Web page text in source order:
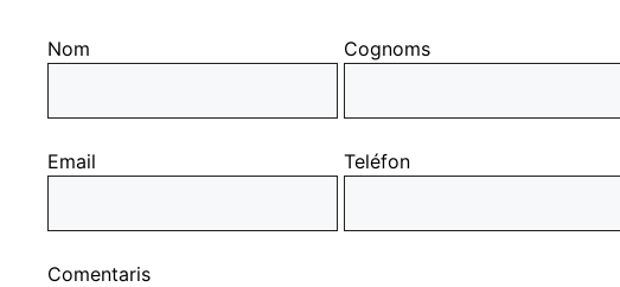
Nom Cognoms
Email Teléfon
Comentaris